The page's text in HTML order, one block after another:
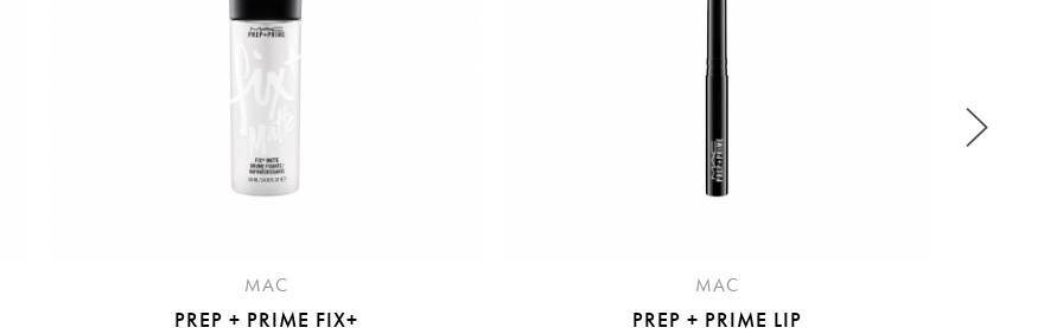
國際線出境旅客
MAC
PREP + PRIME FIX+
MAC
PREP + PRIME LIP